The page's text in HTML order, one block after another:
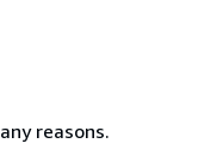
reasons.